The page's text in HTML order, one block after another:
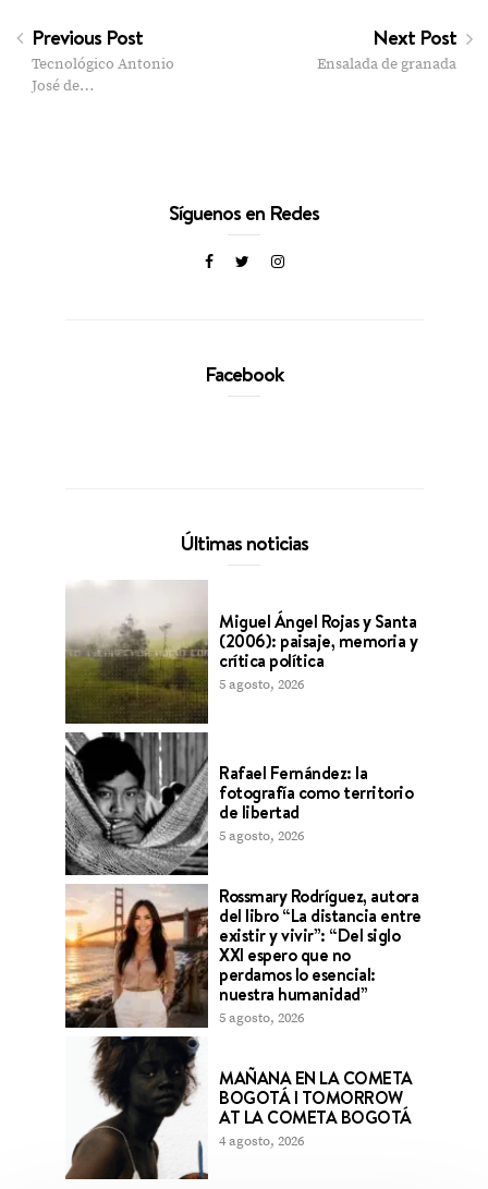
Previous Post
Tecnológico Antonio
José de…
Next Post
Ensalada de granada
Síguenos en Redes
Facebook
Últimas noticias
Miguel Ángel Rojas y Santa
(2006): paisaje, memoria y
crítica política
5 agosto, 2026
Rafael Fernández: la
fotografía como territorio
de libertad
5 agosto, 2026
Rossmary Rodríguez, autora
del libro “La distancia entre
existir y vivir”: “Del siglo
XXI espero que no
perdamos lo esencial:
nuestra humanidad”
5 agosto, 2026
MAÑANA EN LA COMETA
BOGOTÁ l TOMORROW
AT LA COMETA BOGOTÁ
4 agosto, 2026